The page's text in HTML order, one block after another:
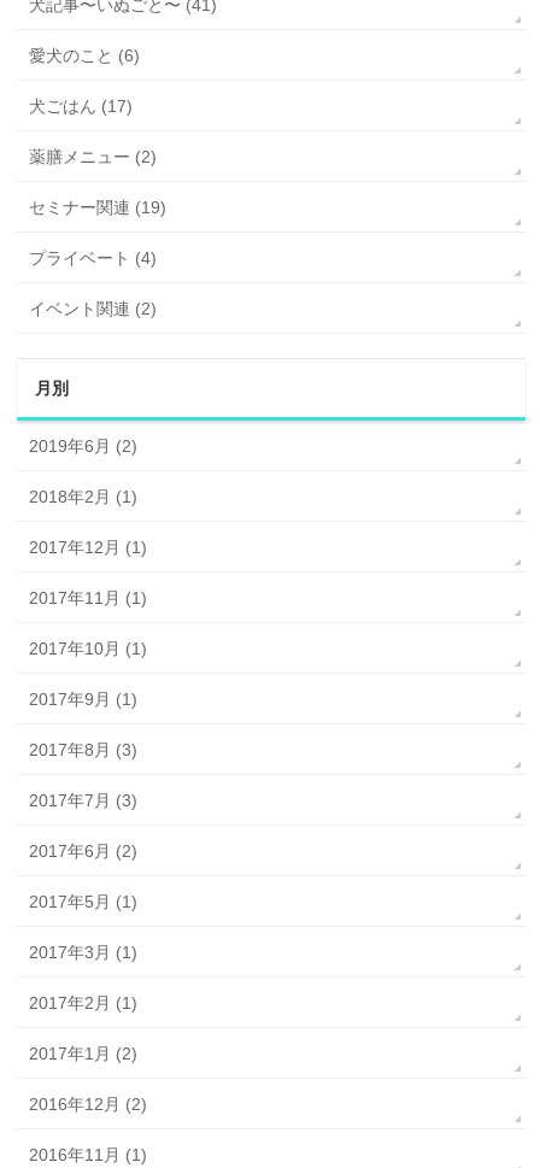
犬記事〜いぬごと〜 (41)
愛犬のこと (6)
犬ごはん (17)
薬膳メニュー (2)
セミナー関連 (19)
プライベート (4)
イベント関連 (2)
月別
2019年6月 (2)
2018年2月 (1)
2017年12月 (1)
2017年11月 (1)
2017年10月 (1)
2017年9月 (1)
2017年8月 (3)
2017年7月 (3)
2017年6月 (2)
2017年5月 (1)
2017年3月 (1)
2017年2月 (1)
2017年1月 (2)
2016年12月 (2)
2016年11月 (1)